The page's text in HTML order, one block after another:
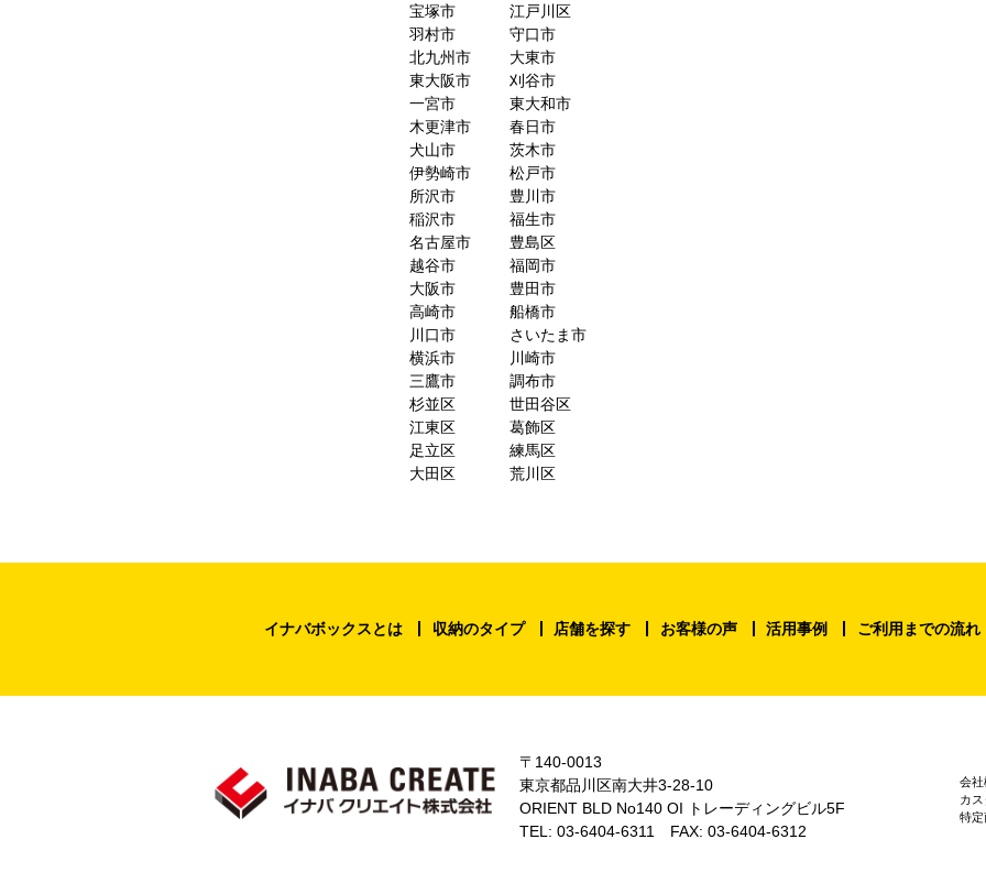
宝塚市
江戸川区
羽村市
守口市
北九州市
大東市
東大阪市
刈谷市
一宮市
東大和市
木更津市
春日市
犬山市
茨木市
伊勢崎市
松戸市
所沢市
豊川市
稲沢市
福生市
名古屋市
豊島区
越谷市
福岡市
大阪市
豊田市
高崎市
船橋市
川口市
さいたま市
横浜市
川崎市
三鷹市
調布市
杉並区
世田谷区
江東区
葛飾区
足立区
練馬区
大田区
荒川区
イナバボックスとは 収納のタイプ 店舗を探す お客様の声 活用事例 ご利用までの流れ
〒140-0013
東京都品川区南大井3-28-10
ORIENT BLD No140 OI トレーディングビル5F
TEL: 03-6404-6311 FAX: 03-6404-6312
会社
カ
特定